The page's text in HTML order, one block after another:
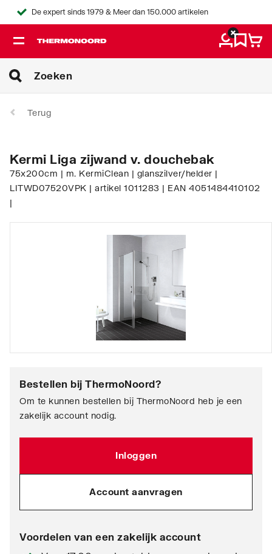
De expert sinds 1979 & Meer dan 150.000 artikelen
Terug
Kermi Liga zijwand v. douchebak
75x200cm | m. KermiClean | glanszilver/helder |
LITWD07520VPK | artikel 1011283 | EAN 4051484410102
|
Bestellen bij ThermoNoord?
Om te kunnen bestellen bij ThermoNoord heb je een
zakelijk account nodig.
Inloggen
Account aanvragen
Voordelen van een zakelijk account